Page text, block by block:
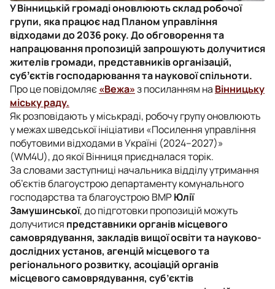
У Вінницькій громаді оновлюють склад робочої
групи, яка працює над Планом управління
відходами до 2036 року. До обговорення та
напрацювання пропозицій запрошують долучитися
жителів громади, представників організацій,
субʼєктів господарювання та наукової спільноти.
Про це повідомляє«Вежа»з посиланням на Вінницьку
міську раду.
Як розповідають у міськраді, робочу групу оновлюють
у межах шведської ініціативи «Посилення управління
побутовими відходами в Україні (2024–2027)»
(WM4U), до якої Вінниця приєдналася торік.
За словами заступниці начальника відділу утримання
об’єктів благоустрою департаменту комунального
господарства та благоустрою ВМРЮлії
Замушинської, до підготовки пропозицій можуть
долучитися представники органів місцевого
самоврядування, закладів вищої освіти та науково-
дослідних установ, агенцій місцевого та
регіонального розвитку, асоціацій органів
місцевого самоврядування, суб’єктів